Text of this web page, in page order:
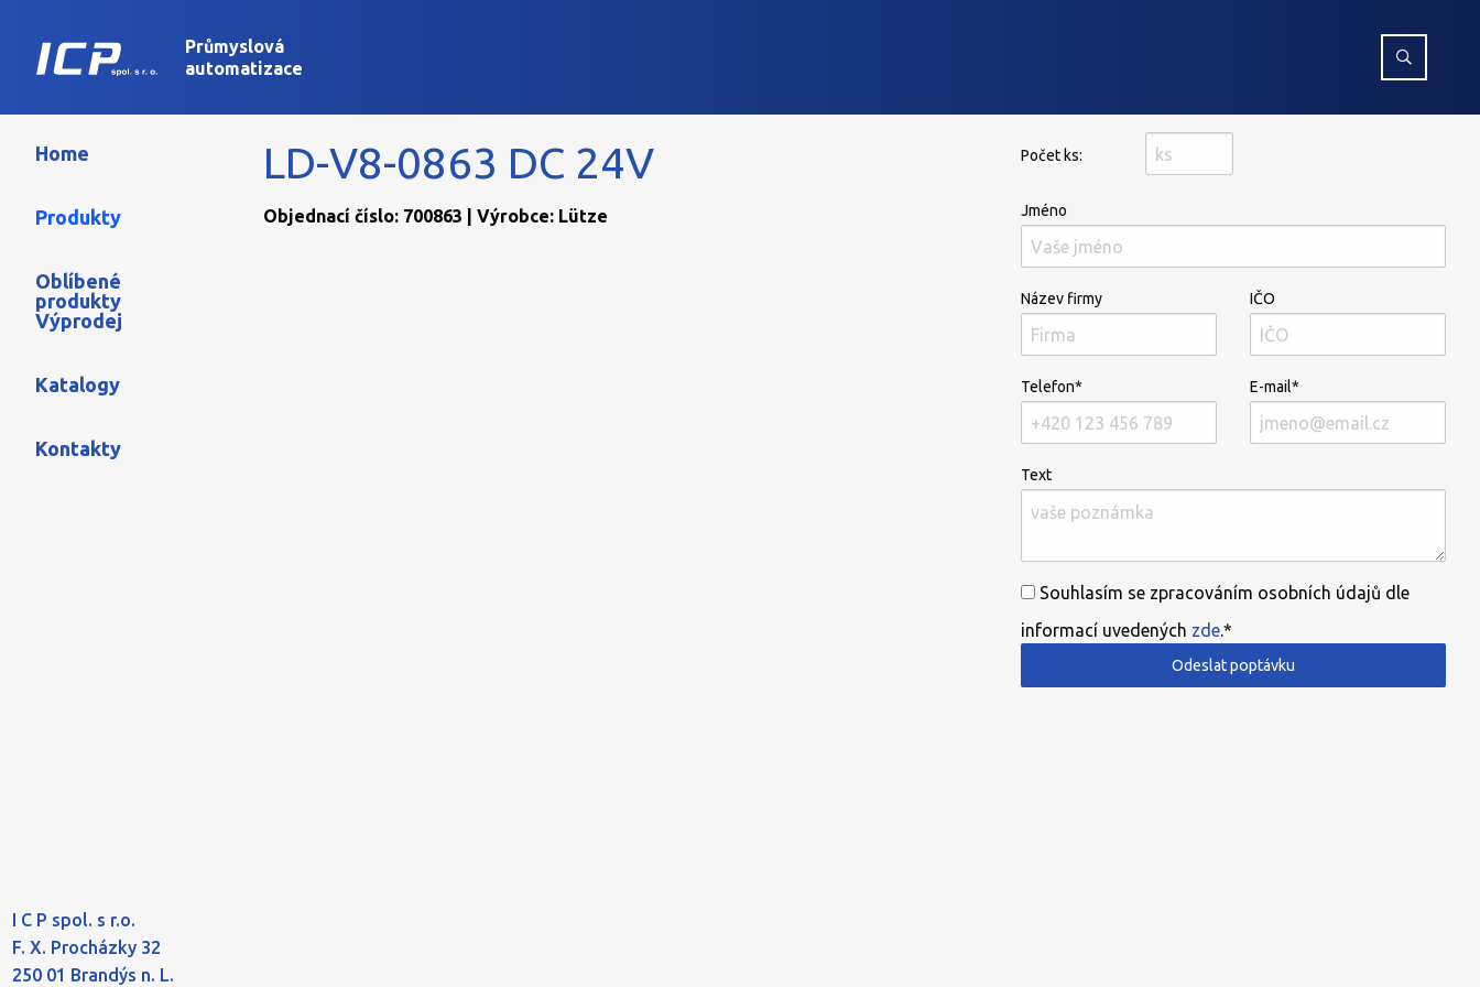
Průmyslová
automatizace
Home
Produkty
Oblíbené
produkty
Výprodej
Katalogy
Kontakty
I C P spol. s r.o.
F. X. Procházky 32
250 01 Brandýs n. L.
LD-V8-0863 DC 24V
Objednací číslo: 700863 | Výrobce: Lütze
Počet ks:
Jméno
Název firmy IČO
Telefon* E-mail*
Text
Souhlasím se zpracováním osobních údajů dle
informací uvedených zde.*